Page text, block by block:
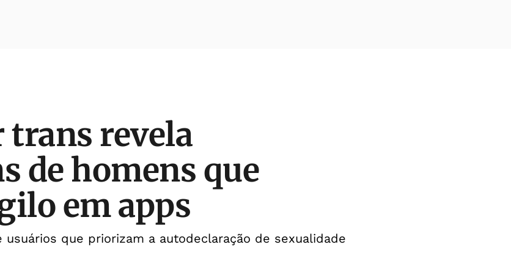
revela
de homens que
em apps
que priorizam a autodeclaração de sexualidade